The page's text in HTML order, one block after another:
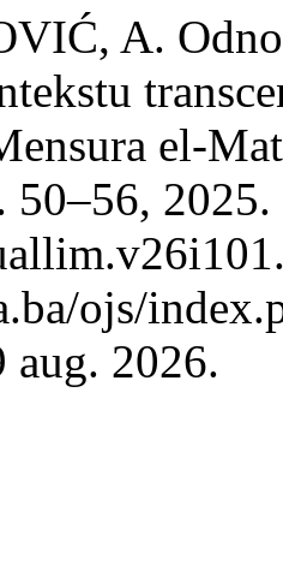
A.
el-
50–56,
ojs/
aug. 2026.